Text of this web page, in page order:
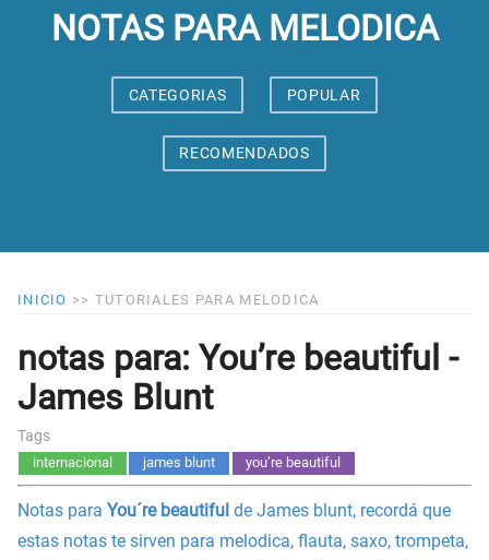
NOTAS PARA MELODICA
CATEGORIAS POPULAR
RECOMENDADOS
INICIO >> TUTORIALES PARA MELODICA
notas para: You’re beautiful -
James Blunt
Tags
internacional james blunt you’re beautiful
Notas para You´re beautiful de James blunt, recordá que
estas notas te sirven para melodica, flauta, saxo, trompeta,